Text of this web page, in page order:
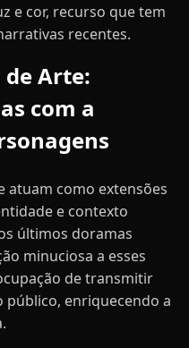
e cor, recurso que tem
recentes.
Arte:
com a
atuam como extensões
e contexto
últimos doramas
minuciosa a esses
de transmitir
enriquecendo a